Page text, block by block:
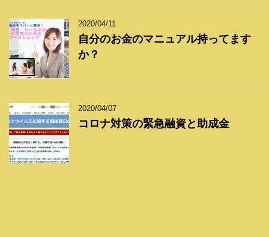
2020/04/11
自分のお金のマニュアル持ってます
か？
2020/04/07
コロナ対策の緊急融資と助成金